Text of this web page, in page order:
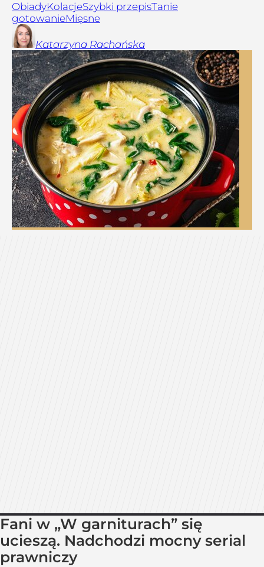
ObiadyKolacjeSzybki przepisTanie
gotowanieMięsne
Katarzyna Rachańska
Fani w „W garniturach” się
ucieszą. Nadchodzi mocny serial
prawniczy